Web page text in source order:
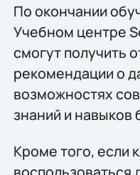
По окончании
Учебном центре
смогут получить
рекомендации о
возможностях
знаний и навыков
Кроме того, если